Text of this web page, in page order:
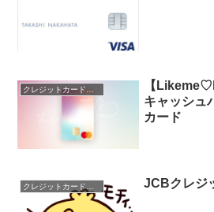
【
キャッシュ
カード
クレジットカード申込 JCBクレジ